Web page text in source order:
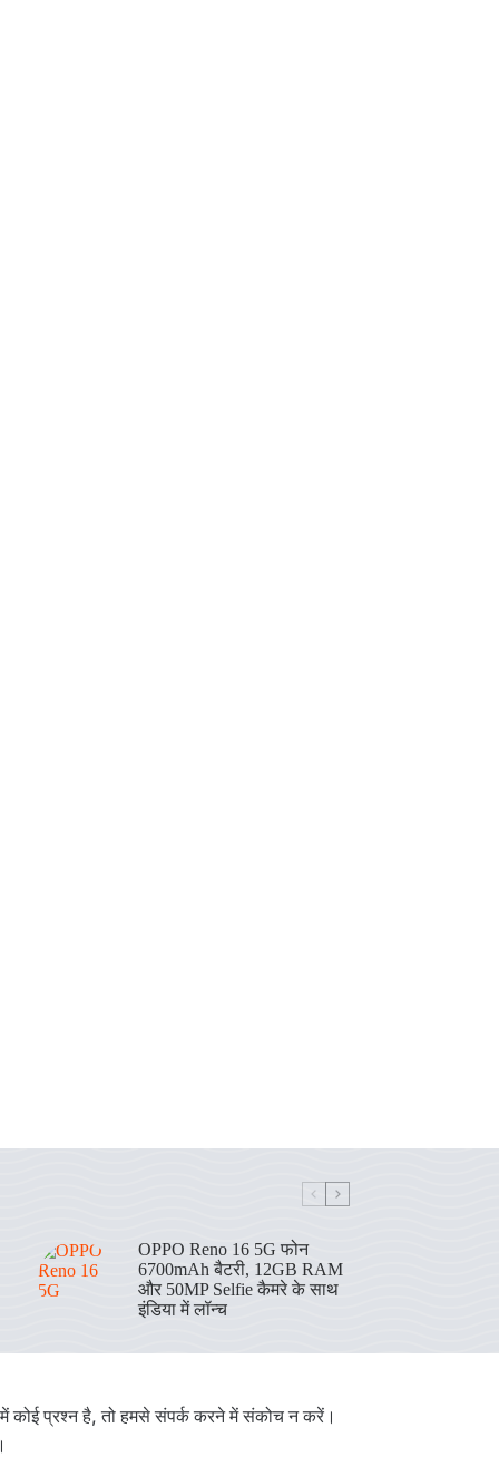
OPPO Reno 16 5G फोन
6700mAh बैटरी, 12GB RAM
और 50MP Selfie कैमरे के साथ
इंडिया में लॉन्च
प्रश्न है, तो हमसे संपर्क करने में संकोच न करें।